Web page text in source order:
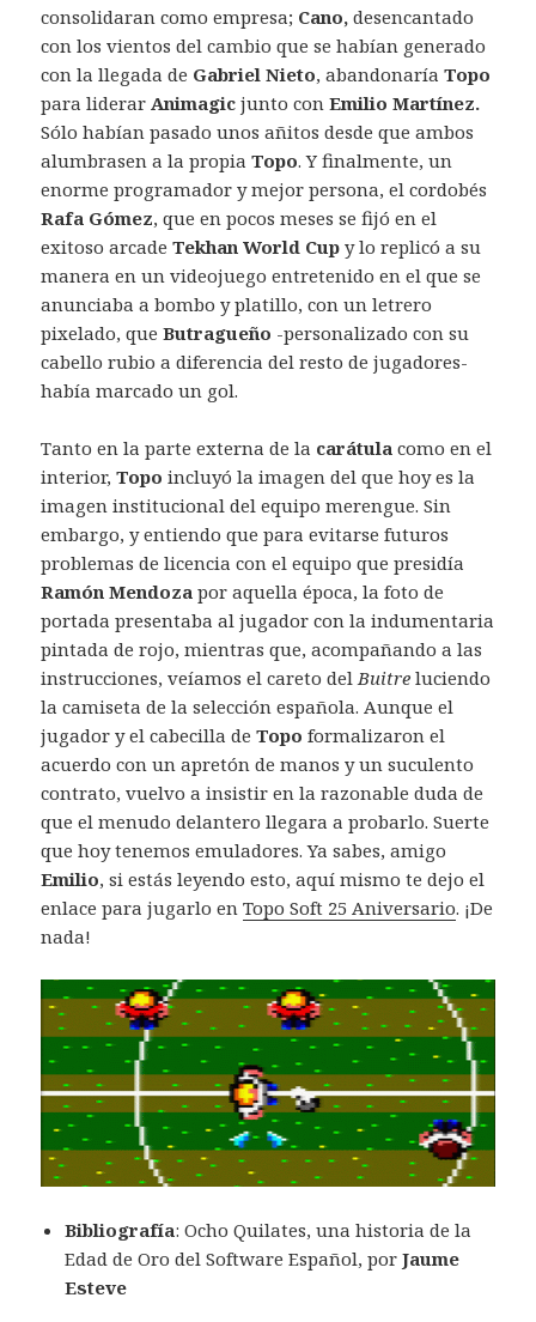
consolidaran como empresa; Cano,desencantado
con los vientos del cambio que se habían generado
con la llegada de Gabriel Nieto, abandonaríaTopo
para liderarAnimagic junto conEmilio Martínez.
Sólo habían pasado unos añitos desde que ambos
alumbrasen a la propiaTopo. Y finalmente, un
enorme programador y mejor persona, el cordobés
Rafa Gómez, que en pocos meses se fijó en el
exitoso arcadeTekhan World Cup y lo replicó a su
manera en un videojuego entretenido en el que se
anunciaba a bombo y platillo, con un letrero
pixelado, queButragueño -personalizado con su
cabello rubio a diferencia del resto de jugadores-
había marcado un gol.
Tanto en la parte externa de la carátula como en el
interior,Topo incluyó la imagen del que hoy es la
imagen institucional del equipo merengue. Sin
embargo, y entiendo que para evitarse futuros
problemas de licencia con el equipo que presidía
Ramón Mendoza por aquella época, la foto de
portada presentaba al jugador con la indumentaria
pintada de rojo, mientras que, acompañando a las
instrucciones, veíamos el careto delBuitre luciendo
la camiseta de la selección española. Aunque el
jugador y el cabecilla deTopo formalizaron el
acuerdo con un apretón de manos y un suculento
contrato, vuelvo a insistir en la razonable duda de
que el menudo delantero llegara a probarlo. Suerte
que hoy tenemos emuladores. Ya sabes, amigo
Emilio, si estás leyendo esto, aquí mismo te dejo el
enlace para jugarlo enTopo Soft 25 Aniversario. ¡De
nada!
Bibliografía: Ocho Quilates, una historia de la
Edad de Oro del Software Español, porJaume
Esteve